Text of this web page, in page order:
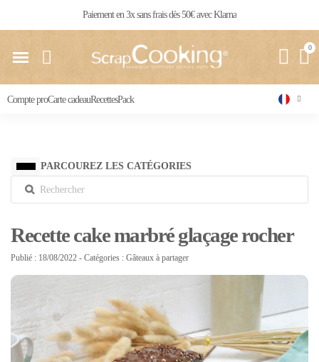
Livraison 24 / 48 h partout en France
Compte proCarte cadeauRecettesPack
PARCOUREZ LES CATÉGORIES
Recette cake marbré glaçage rocher
Publié : 18/08/2022 - Catégories : Gâteaux à partager